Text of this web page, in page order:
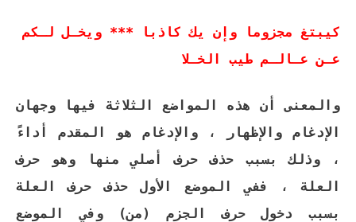
كيبتغ مجزوما وإن يك كاذبا *** ويخـل لـكم
عـن عـالـم طيب الخـلا
والمعنى أن هذه المواضع الثلاثة فيها وجهان
الإدغام والإظهار ، والإدغام هو المقدم أداءً
، وذلك بسبب حذف حرف أصلي منها وهو حرف
العلة ،
ففي الموضع الأول حذف حرف العلة
بسبب دخول حرف الجزم (من) وفي الموضع